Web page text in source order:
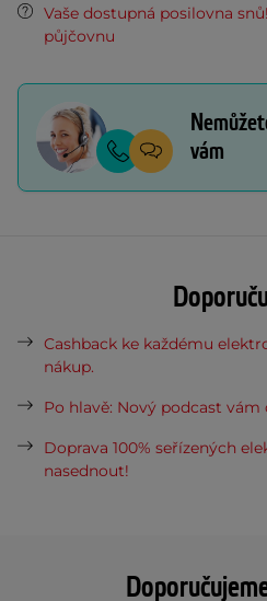
Vaše dostupná posilovna
půjčovnu
vám
Cashback ke každému
nákup.
Po hlavě: Nový podcast
Doprava 100% seřízených
nasednout!